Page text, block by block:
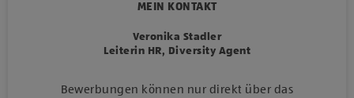
MEIN KONTAKT
Veronika Stadler
Leiterin HR, Diversity Agent
Bewerbungen können nur direkt über das